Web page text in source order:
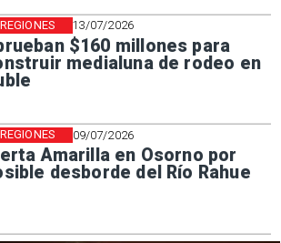
13/07/2026
$160 millones para
medialuna de rodeo en
REGIONES
09/07/2026
Amarilla en Osorno por
desborde del Río Rahue
REGIONES